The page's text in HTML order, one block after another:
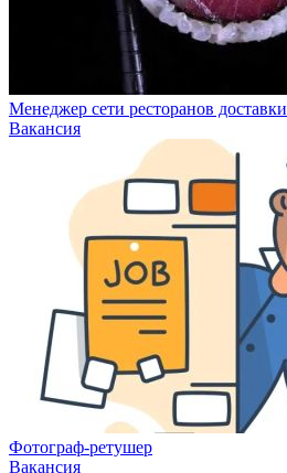
Менеджер сети ресторанов доставки
Вакансия
Фотограф-ретушер
Вакансия